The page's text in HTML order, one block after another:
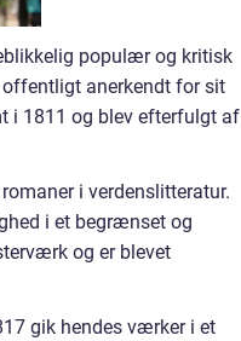
populær og kritisk
offentligt anerkendt for sit
i 1811 og blev efterfulgt af
i verdenslitteratur.
i et begrænset og
og er blevet
gik hendes værker i et